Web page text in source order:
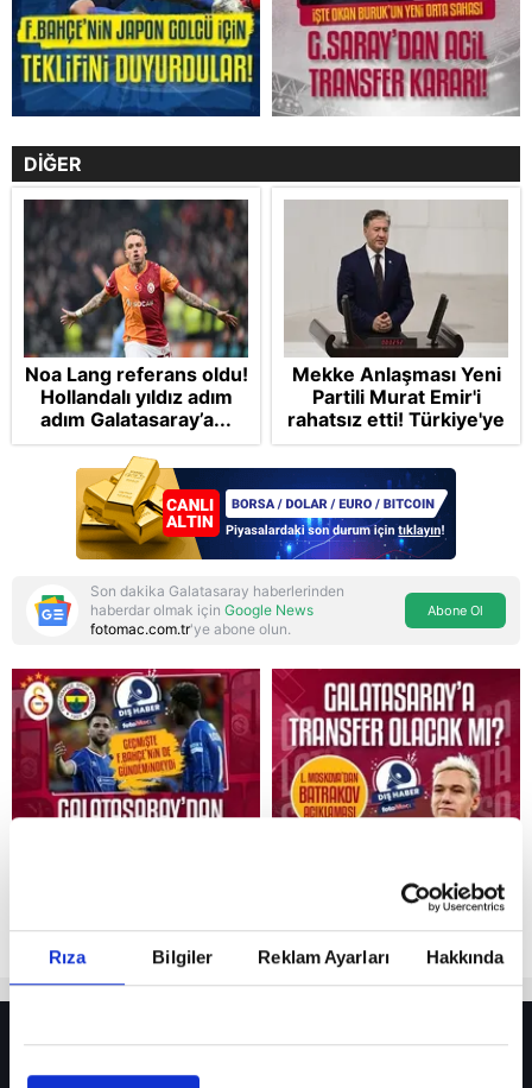
Rıza Bilgiler Reklam Ayarları Hakkında
Reddet
DİĞER
Noa Lang referans oldu!
Hollandalı yıldız adım
adım Galatasaray’a...
Mekke Anlaşması Yeni
Partili Murat Emir'i
rahatsız etti! Türkiye'ye
"paralı muhafız" rolü
biçti
Son dakika Galatasaray haberlerinden
haberdar olmak için Google News
fotomac.com.tr'ye abone olun.
Abone Ol